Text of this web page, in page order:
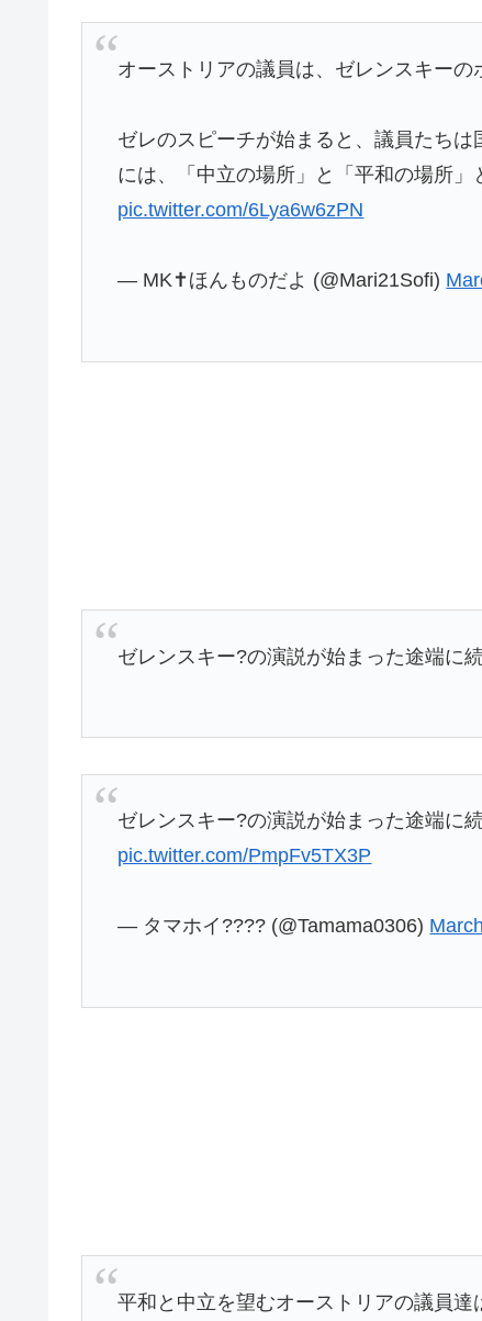
オーストリアの議員は、ゼレンスキーの
ゼレのスピーチが始まると、議員たち
には、「中立の場所」と「平和の場所」
pic.twitter.com/6Lya6w6zPN
— MK✝️ほんものだよ (@Mari21Sofi)
ゼレンスキー?の演説が始まった途端に
ゼレンスキー?の演説が始まった途端に
pic.twitter.com/PmpFv5TX3P
— タマホイ???? (@Tamama0306)
平和と中立を望むオーストリアの議員